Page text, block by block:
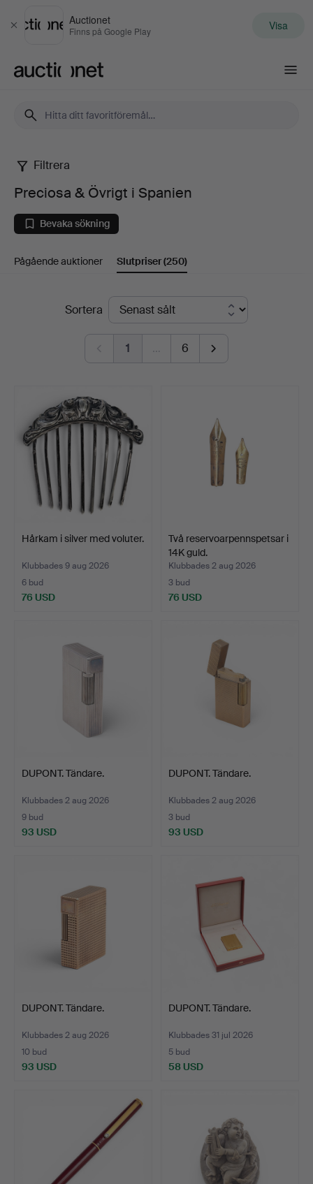
Stäng
Auctionet
Finns på Google Play Visa
Preciosa
Övrigt
Spanien
Filtrera
Preciosa & Övrigt i Spanien
Bevaka sökning
Pågående auktioner Slutpriser(250)
SlutpriserSortera
1 … 6
Hårkam i silver med voluter.
Klubbades 9 aug 2026
6 bud
76 USD
Två reservoarpennspetsar i
14K guld.
Klubbades 2 aug 2026
3 bud
76 USD
DUPONT. Tändare.
Klubbades 2 aug 2026
9 bud
93 USD
DUPONT. Tändare.
Klubbades 2 aug 2026
3 bud
93 USD
DUPONT. Tändare.
Klubbades 2 aug 2026
10 bud
93 USD
DUPONT. Tändare.
Klubbades 31 jul 2026
5 bud
58 USD